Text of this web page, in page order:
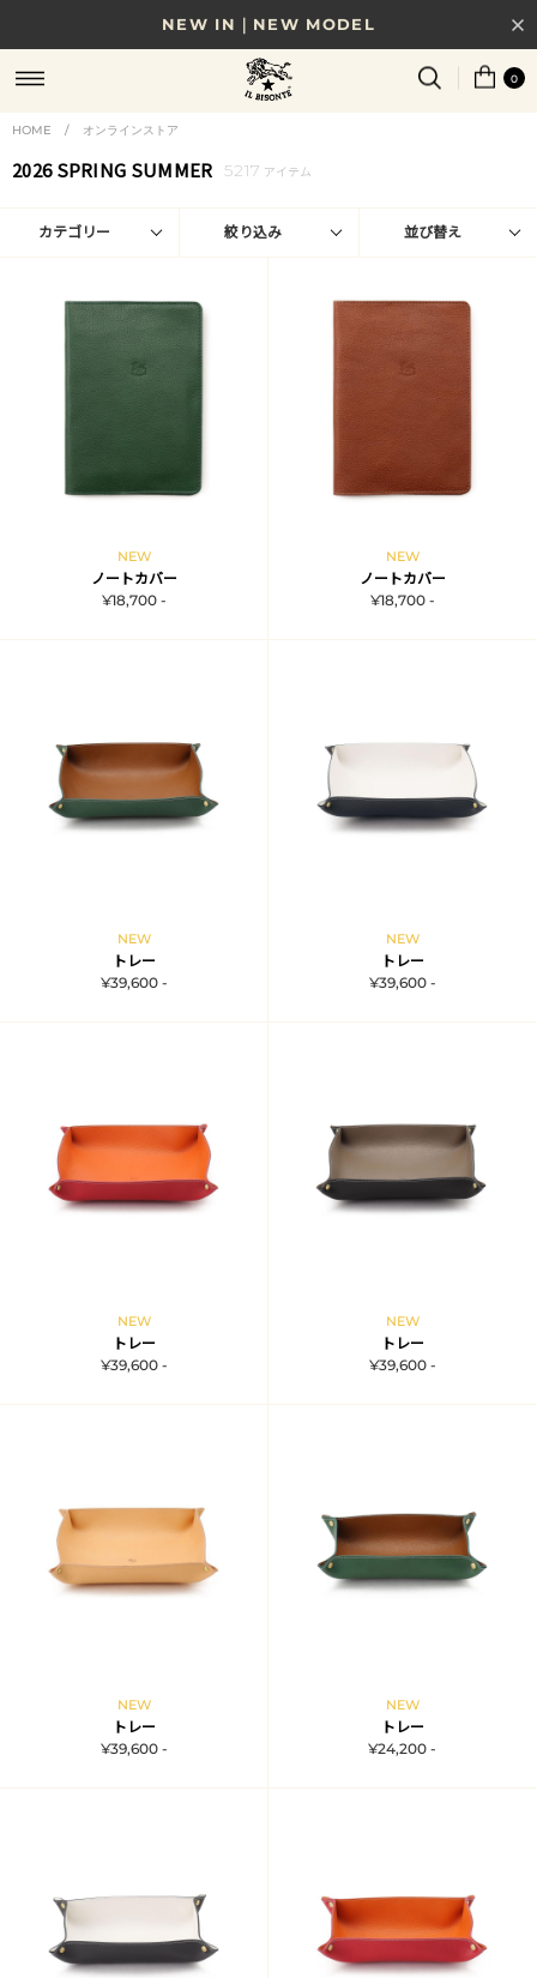
8/17(月)10時まで｜税込11,000円以上で送料無料
0
HOME / オンラインストア
2026 SPRING SUMMER 5217 アイテム
カテゴリー 絞り込み 並び替え
NEW
ノートカバー
¥18,700 -
NEW
ノートカバー
¥18,700 -
NEW
トレー
¥39,600 -
NEW
トレー
¥39,600 -
NEW
トレー
¥39,600 -
NEW
トレー
¥39,600 -
NEW
トレー
¥39,600 -
NEW
トレー
¥24,200 -